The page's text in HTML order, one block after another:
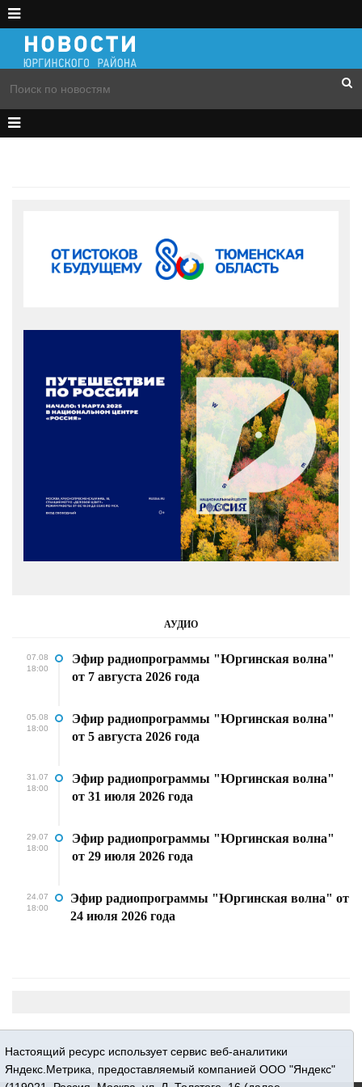
АУДИО
07.08
18:00
Эфир радиопрограммы "Юргинская волна"
от 7 августа 2026 года
05.08
18:00
Эфир радиопрограммы "Юргинская волна"
от 5 августа 2026 года
31.07
18:00
Эфир радиопрограммы "Юргинская волна"
от 31 июля 2026 года
29.07
18:00
Эфир радиопрограммы "Юргинская волна"
от 29 июля 2026 года
24.07
18:00
Эфир радиопрограммы "Юргинская волна" от
24 июля 2026 года
Настоящий ресурс использует сервис веб-аналитики
Яндекс.Метрика, предоставляемый компанией ООО "Яндекс"